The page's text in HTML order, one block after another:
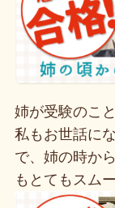
姉が受験のこ
私もお世話に
で、姉の時か
もとてもスム